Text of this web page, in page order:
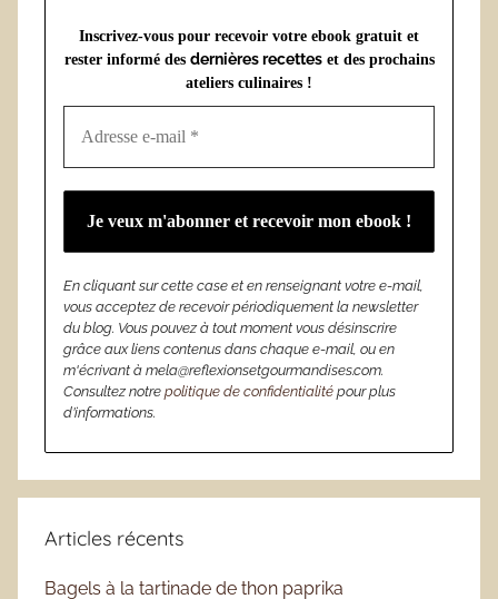
Inscrivez-vous pour recevoir votre ebook gratuit et
rester informé des dernières recettes et des prochains
ateliers culinaires !
En cliquant sur cette case et en renseignant votre e-mail,
vous acceptez de recevoir périodiquement la newsletter
du blog. Vous pouvez à tout moment vous désinscrire
grâce aux liens contenus dans chaque e-mail, ou en
m'écrivant à mela@reflexionsetgourmandises.com.
Consultez notre politique de confidentialité pour plus
d’informations.
Articles récents
Bagels à la tartinade de thon paprika